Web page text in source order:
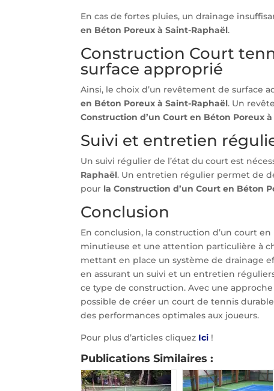
En cas de fortes pluies, un drainage
en Béton Poreux à Saint-Raphaël.
Construction Court
surface approprié
Ainsi, le choix d’un revêtement de surface
en Béton Poreux à Saint-Raphaël. Un
Construction d’un Court en Béton Poreux
Suivi et entretien
Un suivi régulier de l’état du court est
Raphaël. Un entretien régulier permet de
pour la Construction d’un Court en Béton
Conclusion
En conclusion, la construction d’un court
minutieuse et une attention particulière à
mettant en place un système de drainage
en assurant un suivi et un entretien
ce type de construction. Avec une
possible de créer un court de tennis
des performances optimales aux joueurs.
Pour plus d’articles cliquez Ici !
Publications Similaires :